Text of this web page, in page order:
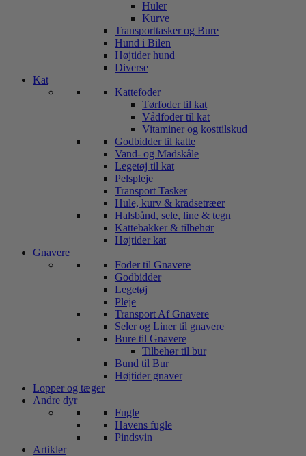
Huler
Kurve
Transporttasker og Bure
Hund i Bilen
Højtider hund
Diverse
Kat
Kattefoder
Tørfoder til kat
Vådfoder til kat
Vitaminer og kosttilskud
Godbidder til katte
Vand- og Madskåle
Legetøj til kat
Pelspleje
Transport Tasker
Hule, kurv & kradsetræer
Halsbånd, sele, line & tegn
Kattebakker & tilbehør
Højtider kat
Gnavere
Foder til Gnavere
Godbidder
Legetøj
Pleje
Transport Af Gnavere
Seler og Liner til gnavere
Bure til Gnavere
Tilbehør til bur
Bund til Bur
Højtider gnaver
Lopper og tæger
Andre dyr
Fugle
Havens fugle
Pindsvin
Artikler